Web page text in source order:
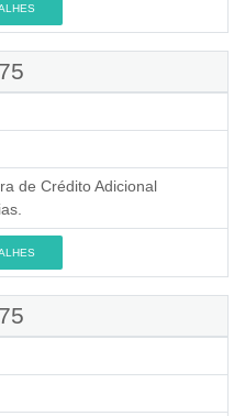
de Crédito Adicional